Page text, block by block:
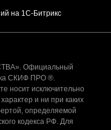
на 1С-Битрикс
Официальный
СКИФ ПРО ®.
носит исключительно
и ни при каких
определяемой
кодекса РФ. Для